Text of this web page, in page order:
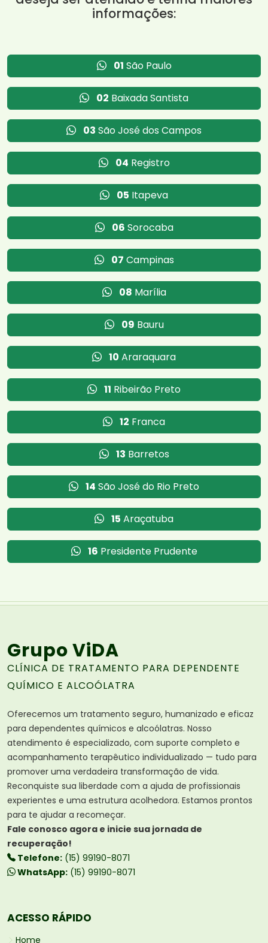
informações:
01 São Paulo
02 Baixada Santista
03 São José dos Campos
04 Registro
05 Itapeva
06 Sorocaba
07 Campinas
08 Marília
09 Bauru
10 Araraquara
11 Ribeirão Preto
12 Franca
13 Barretos
14 São José do Rio Preto
15 Araçatuba
16 Presidente Prudente
Grupo ViDA
CLÍNICA DE TRATAMENTO PARA DEPENDENTE
QUÍMICO E ALCOÓLATRA
Oferecemos um tratamento seguro, humanizado e eficaz
para dependentes químicos e alcoólatras. Nosso
atendimento é especializado, com suporte completo e
acompanhamento terapêutico individualizado — tudo para
promover uma verdadeira transformação de vida.
Reconquiste sua liberdade com a ajuda de profissionais
experientes e uma estrutura acolhedora. Estamos prontos
para te ajudar a recomeçar.
Fale conosco agora e inicie sua jornada de
recuperação!
Telefone: (15) 99190-8071
WhatsApp: (15) 99190-8071
ACESSO RÁPIDO
Home